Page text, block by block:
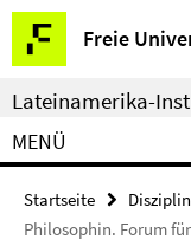
Springe
direkt
zu
Inhalt
Freie
Service-
Navigation
Lateinamerika-
MENÜ
Startseite
Philosophin. Forum